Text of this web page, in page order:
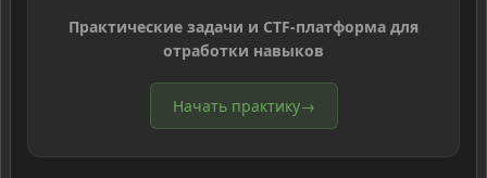
Практические задачи и CTF-платформа для
отработки навыков
Начать практику→